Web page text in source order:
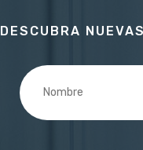
DESCUBRA